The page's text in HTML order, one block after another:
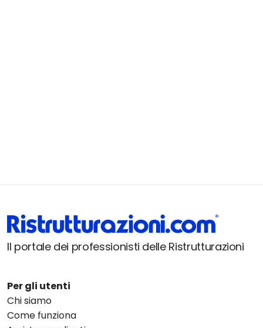
Il portale dei professionisti delle Ristrutturazioni
Per gli utenti
Chi siamo
Come funziona